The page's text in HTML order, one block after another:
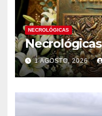
NECROLÓGICAS
Necrológicas
1 AGOSTO, 2026